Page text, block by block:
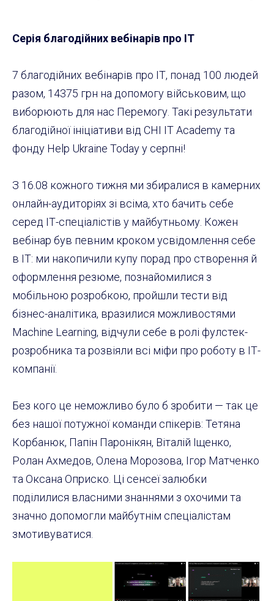
Серія благодійних вебінарів про ІТ
7 благодійних вебінарів про ІТ, понад 100 людей
разом, 14375 грн на допомогу військовим, що
виборюють для нас Перемогу. Такі результати
благодійної ініціативи від CHI IT Academy та
фонду Help Ukraine Today у серпні!
З 16.08 кожного тижня ми збиралися в камерних
онлайн-аудиторіях зі всіма, хто бачить себе
серед ІТ-спеціалістів у майбутньому. Кожен
вебінар був певним кроком усвідомлення себе
в ІТ: ми накопичили купу порад про створення й
оформлення резюме, познайомилися з
мобільною розробкою, пройшли тести від
бізнес-аналітика, вразилися можливостями
Machine Learning, відчули себе в ролі фулстек-
розробника та розвіяли всі міфи про роботу в ІТ-
компанії.
Без кого це неможливо було б зробити — так це
без нашої потужної команди спікерів: Тетяна
Корбанюк, Папін Паронікян, Віталій Іщенко,
Ролан Ахмедов, Олена Морозова, Ігор Матченко
та Оксана Оприско. Ці сенсеї залюбки
поділилися власними знаннями з охочими та
значно допомогли майбутнім спеціалістам
змотивуватися.